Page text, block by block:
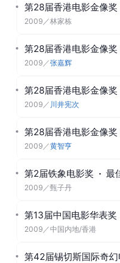
第28届香港电影金像奖
2009 ／林家栋
第28届香港电影金像奖
2009 ／张嘉辉
第28届香港电影金像奖
2009 ／ 川井宪次
第28届香港电影金像奖
2009 ／黄智亨
第2届铁象电影奖 · 最
2009 ／甄子丹
第13届中国电影华表奖
2009 ／中国内地/香港
第42届锡切斯国际奇